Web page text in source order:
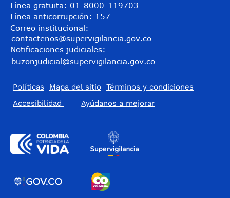
Línea gratuita: 01-8000-119703
Línea anticorrupción: 157
Correo institucional:
contactenos@supervigilancia.gov.co
Notificaciones judiciales:
buzonjudicial@supervigilancia.gov.co
Políticas Mapa del sitio
Términos y condiciones
Accesibilidad
​Ayúdanos a mejorar